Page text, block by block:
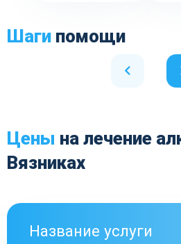
Шаги помощи
Цены на лечение
Вязниках
Название услуги